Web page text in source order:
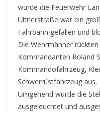
wurde die Feuerwehr
Ultnerstraße war ein
Fahrbahn gefallen und
Die Wehrmänner
Kommandanten Roland
Kommandofahrzeug,
Schwerrüstfahrzeug aus.
Umgehend wurde die
ausgeleuchtet und